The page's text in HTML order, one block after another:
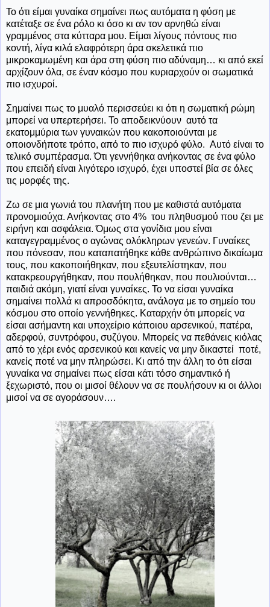
Το ότι είμαι γυναίκα σημαίνει πως αυτόματα η φύση με
κατέταξε σε ένα ρόλο κι όσο κι αν τον αρνηθώ είναι
γραμμένος στα κύτταρα μου. Είμαι λίγους πόντους πιο
κοντή, λίγα κιλά ελαφρότερη άρα σκελετικά πιο
μικροκαμωμένη και άρα στη φύση πιο αδύναμη… κι από εκεί
αρχίζουν όλα, σε έναν κόσμο που κυριαρχούν οι σωματικά
πιο ισχυροί.
Σημαίνει πως το μυαλό περισσεύει κι ότι η σωματική ρώμη
μπορεί να υπερτερήσει. Το αποδεικνύουν αυτό τα
εκατομμύρια των γυναικών που κακοποιούνται με
οποιονδήποτε τρόπο, από το πιο ισχυρό φύλο. Αυτό είναι το
τελικό συμπέρασμα. Ότι γεννήθηκα ανήκοντας σε ένα φύλο
που επειδή είναι λιγότερο ισχυρό, έχει υποστεί βία σε όλες
τις μορφές της.
Ζω σε μια γωνιά του πλανήτη που με καθιστά αυτόματα
προνομιούχα. Ανήκοντας στο 4% του πληθυσμού που ζει με
ειρήνη και ασφάλεια. Όμως στα γονίδια μου είναι
καταγεγραμμένος ο αγώνας ολόκληρων γενεών. Γυναίκες
που πόνεσαν, που καταπατήθηκε κάθε ανθρώπινο δικαίωμα
τους, που κακοποιήθηκαν, που εξευτελίστηκαν, που
κατακρεουργήθηκαν, που πουλήθηκαν, που πουλιούνται…
παιδιά ακόμη, γιατί είναι γυναίκες. Το να είσαι γυναίκα
σημαίνει πολλά κι απροσδόκητα, ανάλογα με το σημείο του
κόσμου στο οποίο γεννήθηκες. Καταρχήν ότι μπορείς να
είσαι ασήμαντη και υποχείριο κάποιου αρσενικού, πατέρα,
αδερφού, συντρόφου, συζύγου. Μπορείς να πεθάνεις κιόλας
από το χέρι ενός αρσενικού και κανείς να μην δικαστεί ποτέ,
κανείς ποτέ να μην πληρώσει. Κι από την άλλη το ότι είσαι
γυναίκα να σημαίνει πως είσαι κάτι τόσο σημαντικό ή
ξεχωριστό, που οι μισοί θέλουν να σε πουλήσουν κι οι άλλοι
μισοί να σε αγοράσουν….